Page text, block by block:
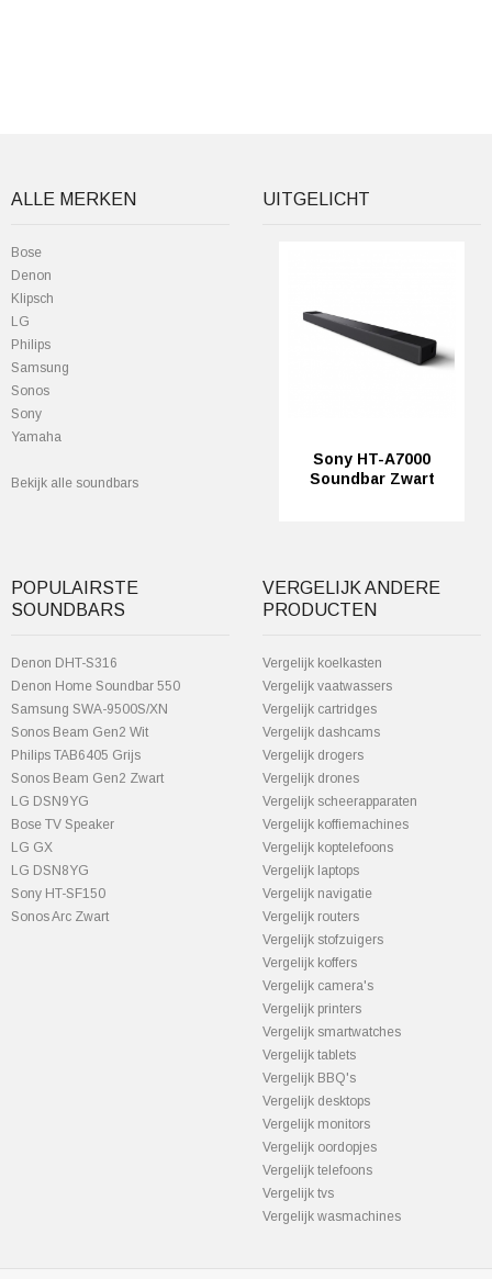
ALLE MERKEN
Bose
Denon
Klipsch
LG
Philips
Samsung
Sonos
Sony
Yamaha
Bekijk alle soundbars
UITGELICHT
Sony HT-A7000
Soundbar Zwart
POPULAIRSTE
SOUNDBARS
Denon DHT-S316
Denon Home Soundbar 550
Samsung SWA-9500S/XN
Sonos Beam Gen2 Wit
Philips TAB6405 Grijs
Sonos Beam Gen2 Zwart
LG DSN9YG
Bose TV Speaker
LG GX
LG DSN8YG
Sony HT-SF150
Sonos Arc Zwart
VERGELIJK ANDERE
PRODUCTEN
Vergelijk koelkasten
Vergelijk vaatwassers
Vergelijk cartridges
Vergelijk dashcams
Vergelijk drogers
Vergelijk drones
Vergelijk scheerapparaten
Vergelijk koffiemachines
Vergelijk koptelefoons
Vergelijk laptops
Vergelijk navigatie
Vergelijk routers
Vergelijk stofzuigers
Vergelijk koffers
Vergelijk camera's
Vergelijk printers
Vergelijk smartwatches
Vergelijk tablets
Vergelijk BBQ's
Vergelijk desktops
Vergelijk monitors
Vergelijk oordopjes
Vergelijk telefoons
Vergelijk tvs
Vergelijk wasmachines